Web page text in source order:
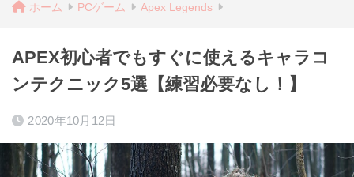
ホーム PCゲーム Apex Legends
APEX初心者でもすぐに使えるキャラコ
ンテクニック5選【練習必要なし！】
2020年10月12日